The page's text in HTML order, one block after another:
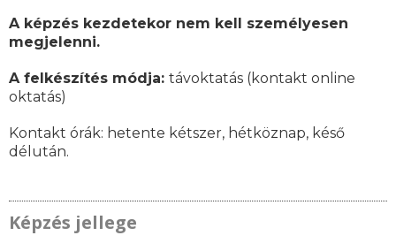
A képzés kezdetekor nem kell személyesen
megjelenni.
A felkészítés módja: távoktatás (kontakt online
oktatás)
Kontakt órák: hetente kétszer, hétköznap, késő
délután.
Képzés jellege